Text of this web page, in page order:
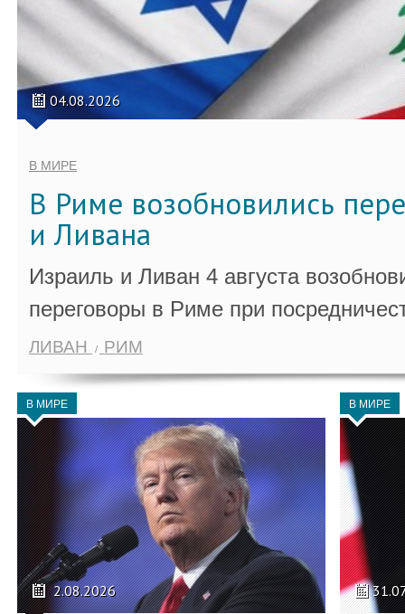
04.08.2026
В МИРЕ
В Риме возобновились
и Ливана
Израиль и Ливан 4 августа
переговоры в Риме при
ЛИВАН РИМ
В МИРЕ
2.08.2026
В МИРЕ